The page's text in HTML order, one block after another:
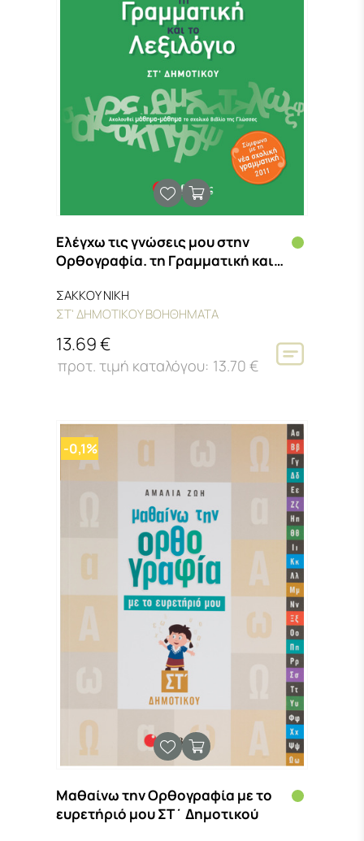
Ελέγχω τις γνώσεις μου στην
Ορθογραφία. τη Γραμματική και
ΣΑΚΚΟΥ ΝΙΚΗ
ΣΤ' ΔΗΜΟΤΙΚΟΥ ΒΟΗΘΗΜΑΤΑ
13.69 €
13.70 €
-0,1%
Μαθαίνω την Ορθογραφία με το
ευρετήριό μου ΣΤ΄ Δημοτικού